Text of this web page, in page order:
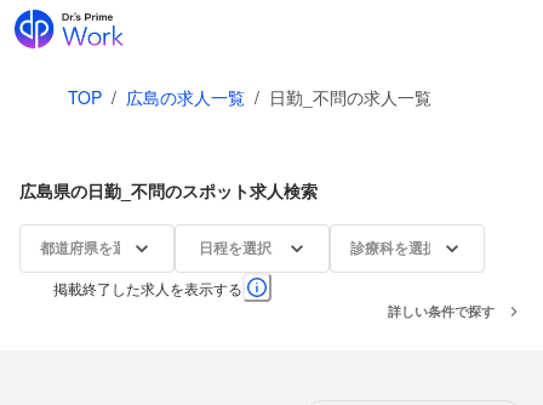
TOP / 広島の求人一覧 / 日勤_不問の求人一覧
広島県の日勤_不問のスポット求人検索
都道府県を選択 日程を選択 診療科を選択
掲載終了した求人を表示する
詳しい条件で探す